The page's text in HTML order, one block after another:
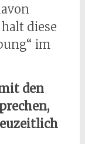
diese
im
den